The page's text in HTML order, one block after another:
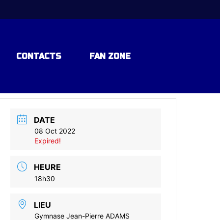
CONTACTS FAN ZONE
DATE
08 Oct 2022
Expired!
HEURE
18h30
LIEU
Gymnase Jean-Pierre ADAMS